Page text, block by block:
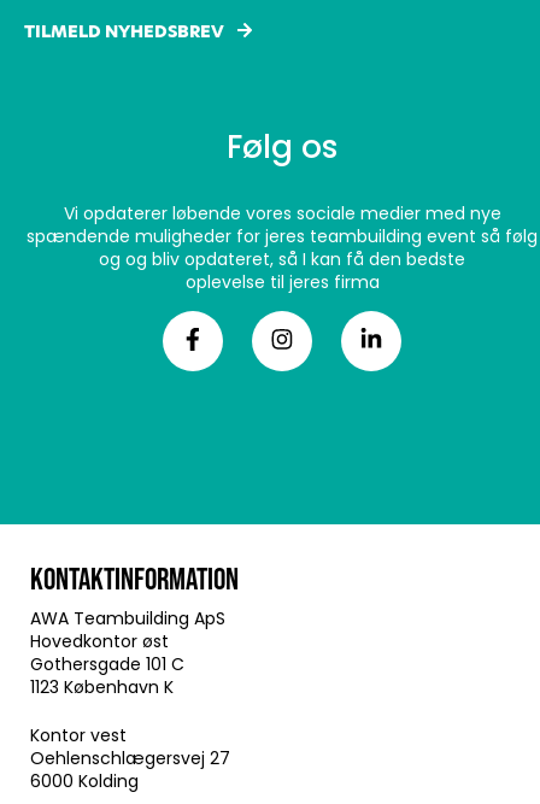
TILMELD NYHEDSBREV
Følg os
Vi opdaterer løbende vores sociale medier med nye
spændende muligheder for jeres teambuilding event så følg
og og bliv opdateret, så I kan få den bedste
oplevelse til jeres firma
KONTAKTINFORMATION
AWA Teambuilding ApS
Hovedkontor øst
Gothersgade 101 C
1123 København K
Kontor vest
Oehlenschlægersvej 27
6000 Kolding